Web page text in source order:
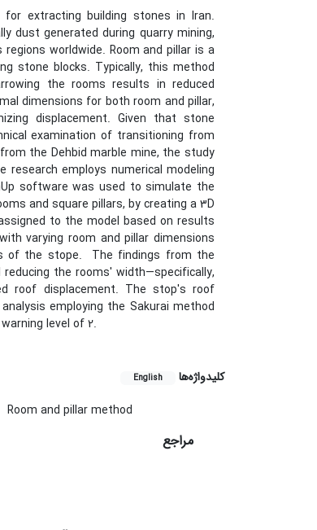
extracting building stones in Iran.
dust generated during quarry mining,
worldwide. Room and pillar is a
stone blocks. Typically, this method
the rooms results in reduced
dimensions for both room and pillar,
displacement. Given that stone
examination of transitioning from
the Dehbid marble mine, the study
employs numerical modeling
software was used to simulate the
and square pillars, by creating a 3D
to the model based on results
varying room and pillar dimensions
of the stope. The findings from the
the rooms' width—specifically,
roof displacement. The stop's roof
employing the Sakurai method
level of 2.
کلیدواژه‌ها English
Room and pillar method
مراجع